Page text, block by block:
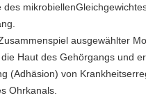
des
ausgewählter
Haut des Gehörgangs und
(Adhäsion) von
Ohrkanals.